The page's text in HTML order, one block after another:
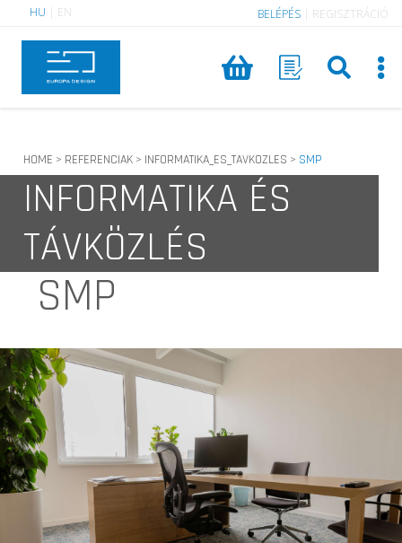
HU EN BELÉPÉS REGISZTRÁCIÓ
HOME > REFERENCIAK > INFORMATIKA_ES_TAVKOZLES > SMP
INFORMATIKA ÉS
TÁVKÖZLÉS
SMP